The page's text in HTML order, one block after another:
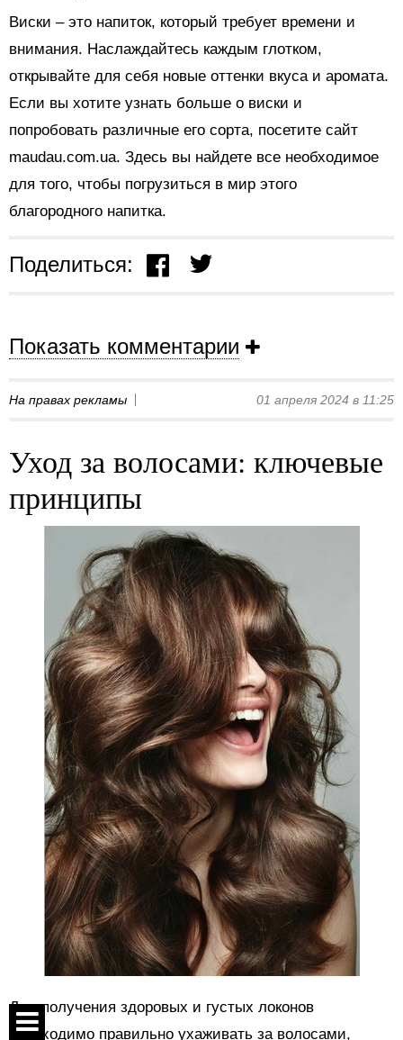
Виски – это напиток, который требует времени и
внимания. Наслаждайтесь каждым глотком,
открывайте для себя новые оттенки вкуса и аромата.
Если вы хотите узнать больше о виски и
попробовать различные его сорта, посетите сайт
maudau.com.ua. Здесь вы найдете все необходимое
для того, чтобы погрузиться в мир этого
благородного напитка.
Поделиться:
Показать комментарии
На правах рекламы 01 апреля 2024 в 11:25
Уход за волосами: ключевые
принципы
Для получения здоровых и густых локонов
необходимо правильно ухаживать за волосами,